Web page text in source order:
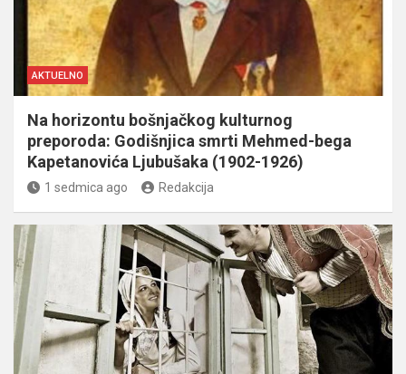
AKTUELNO
Na horizontu bošnjačkog kulturnog
preporoda: Godišnjica smrti Mehmed-bega
Kapetanovića Ljubušaka (1902-1926)
1 sedmica ago Redakcija